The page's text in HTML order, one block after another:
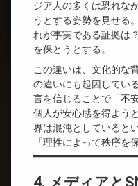
ジア人の多くは恐れな
うとする姿勢を見せる
れが事実である証拠は
を保とうとする。
この違いは、文化的な
の違いにも起因してい
言を信じることで「不
個人が安心感を得よう
界は混沌としていると
「理性によって秩序を
4. メディアと